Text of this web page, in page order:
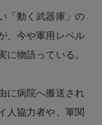
「動く武器庫」の
、今や軍用レベル
に物語っている。
に病院へ搬送され
人協力者や、軍関